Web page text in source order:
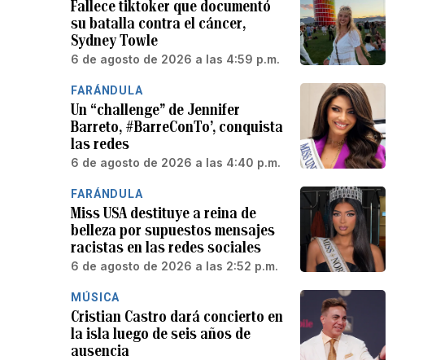
Fallece tiktoker que documentó
su batalla contra el cáncer,
Sydney Towle
6 de agosto de 2026 a las 4:59 p.m.
FARÁNDULA
Un “challenge” de Jennifer
Barreto, #BarreConTo’, conquista
las redes
6 de agosto de 2026 a las 4:40 p.m.
FARÁNDULA
Miss USA destituye a reina de
belleza por supuestos mensajes
racistas en las redes sociales
6 de agosto de 2026 a las 2:52 p.m.
MÚSICA
Cristian Castro dará concierto en
la isla luego de seis años de
ausencia